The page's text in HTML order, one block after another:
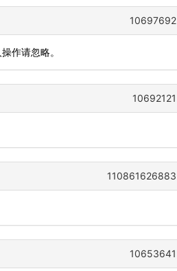
10697692
作请忽略。
10692121
110861626883
10653641